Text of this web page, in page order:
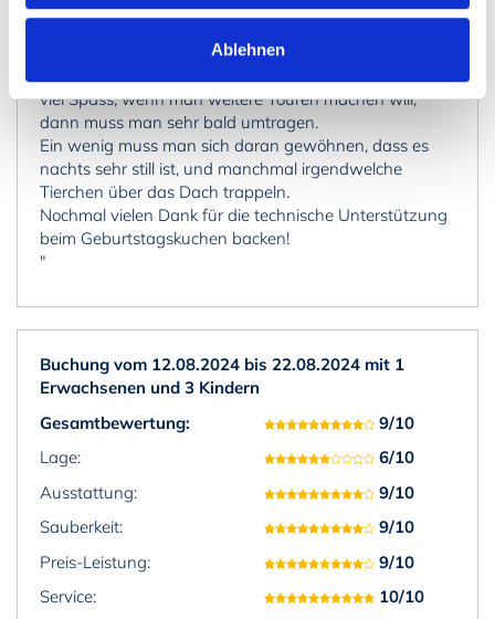
Ablehnen
kleines Häusschen mit allem, was man so braucht.
viel Spass, wenn man weitere Touren machen will,
dann muss man sehr bald umtragen.
Ein wenig muss man sich daran gewöhnen, dass es
nachts sehr still ist, und manchmal irgendwelche
Tierchen über das Dach trappeln.
Nochmal vielen Dank für die technische Unterstützung
beim Geburtstagskuchen backen!
"
Buchung vom 12.08.2024 bis 22.08.2024 mit 1
Erwachsenen und 3 Kindern
Gesamtbewertung:
9/10
Lage:
6/10
Ausstattung:
9/10
Sauberkeit:
9/10
Preis-Leistung:
9/10
Service:
10/10